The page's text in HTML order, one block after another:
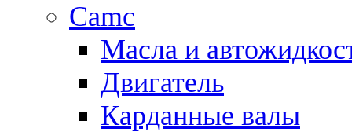
Camc
Масла и
Двигатель
Карданные валы